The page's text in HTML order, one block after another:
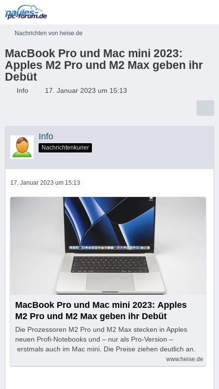
Nachrichten von heise.de
MacBook Pro und Mac mini 2023:
Apples M2 Pro und M2 Max geben ihr
Debüt
Info 17. Januar 2023 um 15:13
Info
Nachrichtenkurier
17. Januar 2023 um 15:13
MacBook Pro und Mac mini 2023: Apples
M2 Pro und M2 Max geben ihr Debüt
Die Prozessoren M2 Pro und M2 Max stecken in Apples
neuen Profi-Notebooks und – nur als Pro-Version –
erstmals auch im Mac mini. Die Preise ziehen deutlich an.
www.heise.de